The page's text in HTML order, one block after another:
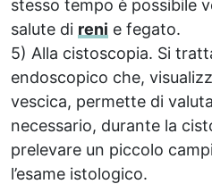
stesso tempo è possibile
salute di reni e fegato.
5) Alla cistoscopia. Si
endoscopico che,
vescica, permette di
necessario, durante la
prelevare un piccolo
l’esame istologico.